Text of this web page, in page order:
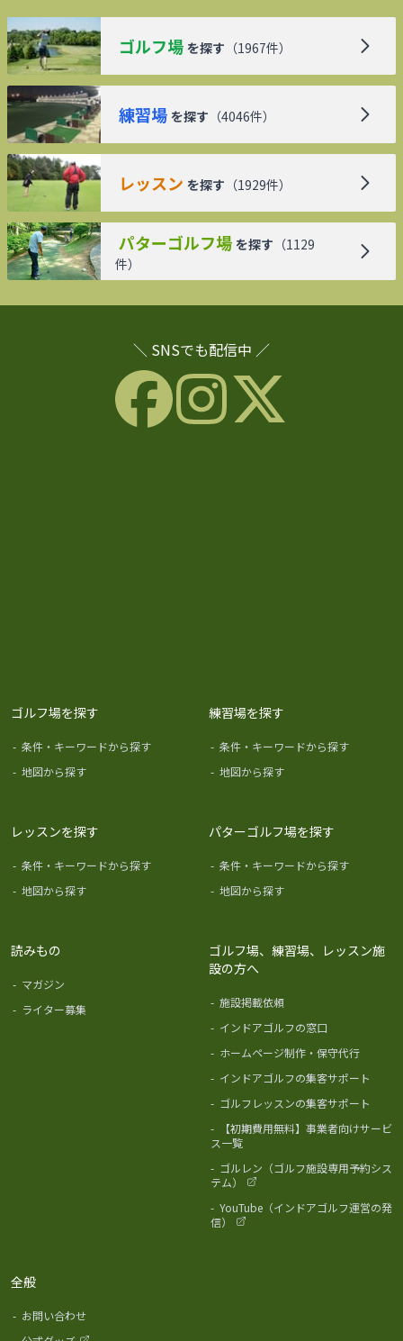
ゴルフ場 を探す （1967件）
練習場 を探す （4046件）
レッスン を探す （1929件）
パターゴルフ場 を探す （1129
件）
＼ SNSでも配信中 ／
ゴルフ場を探す
- 条件・キーワードから探す
- 地図から探す
練習場を探す
- 条件・キーワードから探す
- 地図から探す
レッスンを探す
- 条件・キーワードから探す
- 地図から探す
パターゴルフ場を探す
- 条件・キーワードから探す
- 地図から探す
読みもの
- マガジン
- ライター募集
ゴルフ場、練習場、レッスン施
設の方へ
- 施設掲載依頼
- インドアゴルフの窓口
- ホームページ制作・保守代行
- インドアゴルフの集客サポート
- ゴルフレッスンの集客サポート
-
【初期費用無料】事業者向けサービ
ス一覧
- ゴルレン（ゴルフ施設専用予約シス
テム）
- YouTube（インドアゴルフ運営の発
信）
全般
- お問い合わせ